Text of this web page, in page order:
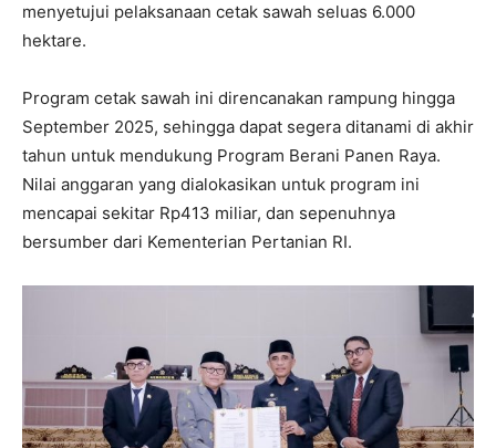
menyetujui pelaksanaan cetak sawah seluas 6.000
hektare.
Program cetak sawah ini direncanakan rampung hingga
September 2025, sehingga dapat segera ditanami di akhir
tahun untuk mendukung Program Berani Panen Raya.
Nilai anggaran yang dialokasikan untuk program ini
mencapai sekitar Rp413 miliar, dan sepenuhnya
bersumber dari Kementerian Pertanian RI.